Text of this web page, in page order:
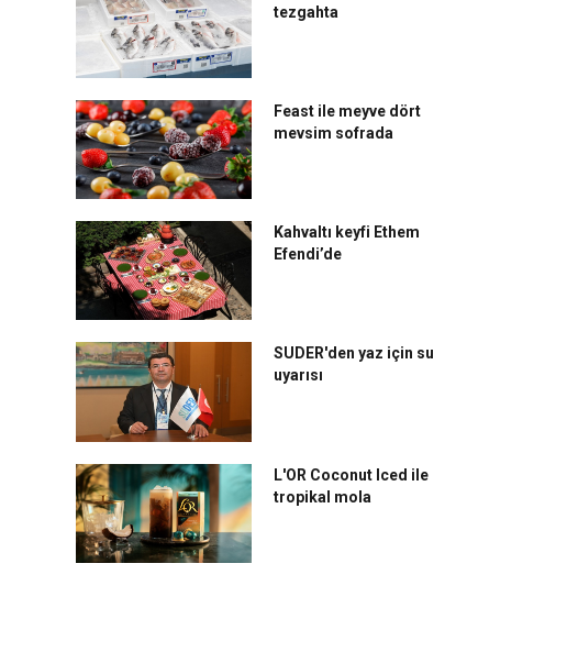
tezgahta
Feast ile meyve dört
mevsim sofrada
Kahvaltı keyfi Ethem
Efendi’de
SUDER'den yaz için su
uyarısı
L'OR Coconut Iced ile
tropikal mola